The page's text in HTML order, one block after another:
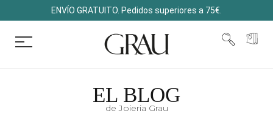
ENVÍO GRATUITO. Pedidos superiores a 75€.
EL BLOG
de Joieria Grau